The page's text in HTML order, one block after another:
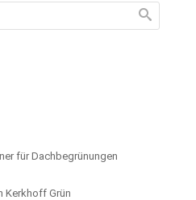
für Dachbegrünungen
Kerkhoff Grün